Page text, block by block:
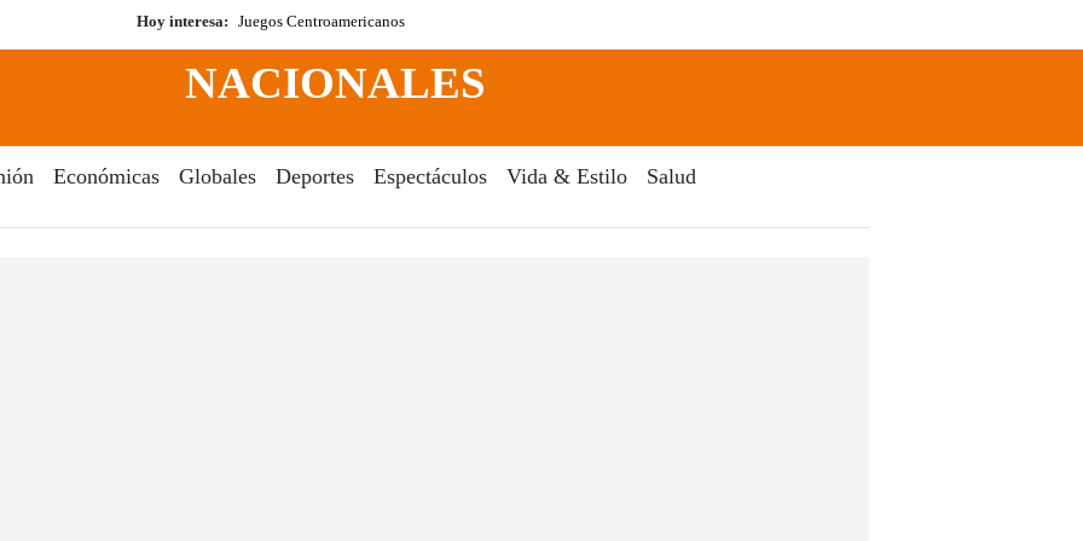
Hoy interesa: Juegos Centroamericanos
Search
NACIONALES
Económicas Globales Deportes Espectáculos Vida & Estilo Salud